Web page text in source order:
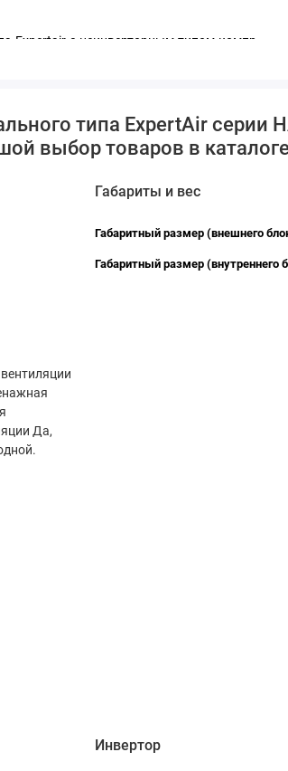
Expertair с неинверторным типом
низкой цене. EXPERTAIR HARD ZAC-
типа ExpertAir серии
выбор товаров в
Да,
Габариты и вес
Габаритный размер (внешнего
Габаритный размер (внутреннего
Инвертор